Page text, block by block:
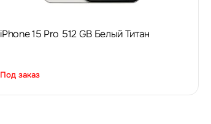
iPhone 15 Pro 512 GB Белый Титан
Под заказ